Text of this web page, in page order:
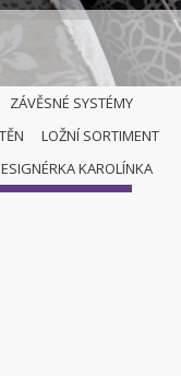
ZÁVĚSNÉ SYSTÉMY
LOŽNÍ SORTIMENT
KAROLÍNKA